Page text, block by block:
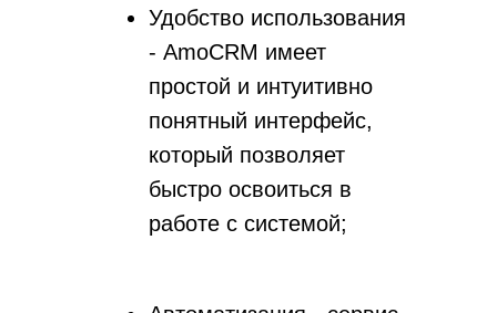
Удобство использования
- AmoCRM имеет
простой и интуитивно
понятный интерфейс,
который позволяет
быстро освоиться в
работе с системой;